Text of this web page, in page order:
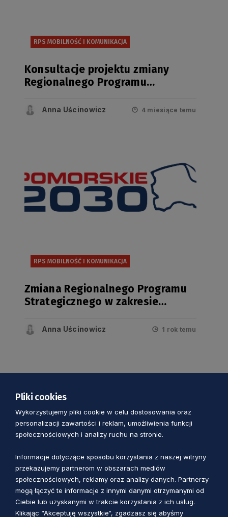
RPS MOBILNOŚĆ I KOMUNIKACJA
Konsultacje projektu zmiany
Regionalnego Programu
mobilności i komunikacji
Anna Uścinowicz 4 miesiące temu
RPS MOBILNOŚĆ I KOMUNIKACJA
Zmiana Regionalnego Programu
Strategicznego w zakresie
Anna Uścinowicz 1 rok temu
RPS MOBILNOŚĆ I KOMUNIKACJA
Odstąpienie od przeprowadzenia
Pliki cookies
Wykorzystujemy pliki cookie w celu dostosowania oraz
personalizacji zawartości i reklam, umożliwienia funkcji
społecznościowych i analizy ruchu na stronie.
Informacje dotyczące sposobu korzystania z naszej witryny
przekazujemy partnerom w obszarach mediów
społecznościowych, reklamy oraz analizy danych. Partnerzy
mogą łączyć te informacje z innymi danymi otrzymanymi od
Ciebie lub uzyskanymi w trakcie korzystania z ich usług.
Klikając “Akceptuję wszystkie“, zgadzasz się abyśmy